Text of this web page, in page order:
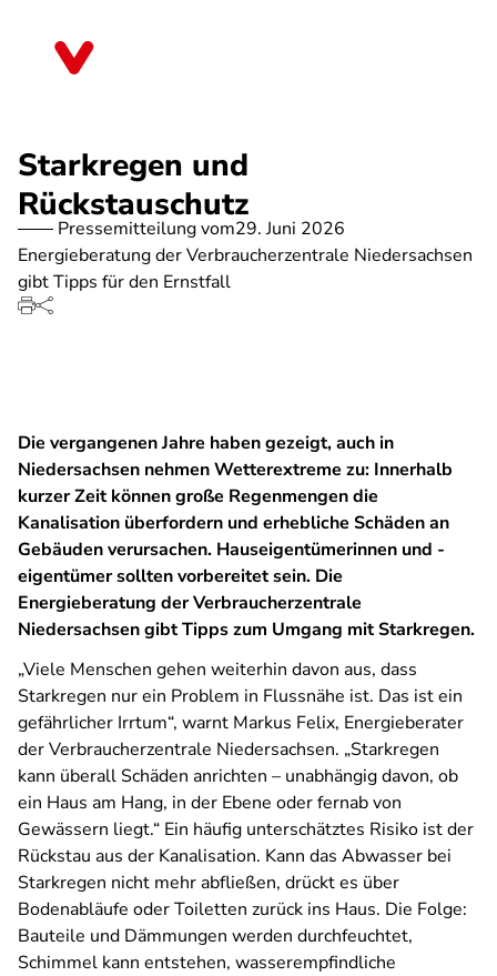
Starkregen und
Rückstauschutz
Pressemitteilung vom29. Juni 2026
Energieberatung der Verbraucherzentrale Niedersachsen
gibt Tipps für den Ernstfall
Die vergangenen Jahre haben gezeigt, auch in
Niedersachsen nehmen Wetterextreme zu: Innerhalb
kurzer Zeit können große Regenmengen die
Kanalisation überfordern und erhebliche Schäden an
Gebäuden verursachen. Hauseigentümerinnen und -
eigentümer sollten vorbereitet sein. Die
Energieberatung der Verbraucherzentrale
Niedersachsen gibt Tipps zum Umgang mit Starkregen.
„Viele Menschen gehen weiterhin davon aus, dass
Starkregen nur ein Problem in Flussnähe ist. Das ist ein
gefährlicher Irrtum“, warnt Markus Felix, Energieberater
der Verbraucherzentrale Niedersachsen. „Starkregen
kann überall Schäden anrichten – unabhängig davon, ob
ein Haus am Hang, in der Ebene oder fernab von
Gewässern liegt.“ Ein häufig unterschätztes Risiko ist der
Rückstau aus der Kanalisation. Kann das Abwasser bei
Starkregen nicht mehr abfließen, drückt es über
Bodenabläufe oder Toiletten zurück ins Haus. Die Folge:
Bauteile und Dämmungen werden durchfeuchtet,
Schimmel kann entstehen, wasserempfindliche